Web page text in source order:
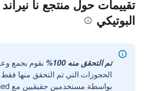
تقييمات حول منتجع نا
البوتيكي
تم التحقق منه 100%
نقوم بجمع
الحجوزات التي تم التحقق منها فقط